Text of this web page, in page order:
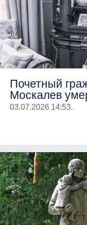
Почетный
Москалев
03.07.2026 14:53.